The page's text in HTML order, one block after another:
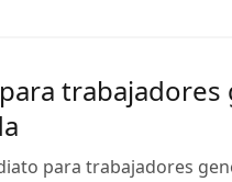
para trabajadores